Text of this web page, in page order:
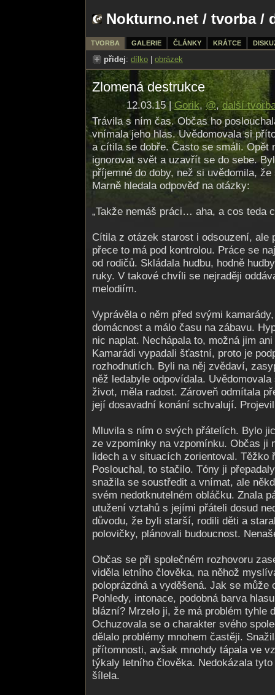
Nokturno.net / tvorba/
TVORBA GALERIE ČLÁNKY KRÁTCE
přidej: dílko obrázek
Zlomená destrukce
12.03.15 |Gorik,@,další
Trávila s ním čas. Občas ho
vnímala jeho hlas. Uvědomovala si
a cítila se dobře. Často se smáli. Opět
ignorovat svět a uzavřít se do sebe.
příjemné do doby, než si uvědomila,
Marně hledala odpověď na otázky:
„Takže nemáš práci… aha, a cos teda
Cítila z otázek starost i odsouzení, ale
přece to má pod kontrolou. Práce se
od rodičů. Skládala hudbu, hodně
ruky. V takové chvíli se nejraději
melodiím.
Vyprávěla o něm před svými
domácnost a málo času na zábavu.
nic naplat. Nechápala to, možná jim
Kamarádi vypadali šťastní, proto je
rozhodnutích. Byli na něj zvědaví,
něž ledabyle odpovídala.
život, měla radost. Zároveň odmítala
její dosavadní konání schvalují.
Mluvila s ním o svých přátelích. Bylo
ze vzpomínky na vzpomínku. Občas ji
lidech a v situacích zorientoval.
Poslouchal, to stačilo. Tóny ji
snažila se soustředit a vnímat, ale
svém nedotknutelném obláčku. Znala
utužení vztahů s jejími přáteli dosud
důvodu, že byli starší, rodili děti a
polovičky, plánovali budoucnost.
Občas se při společném rozhovoru
viděla letního člověka, na něhož
poloprázdná a vyděšená. Jak se může
Pohledy, intonace, podobná barva
blázní? Mrzelo ji, že má problém tyhle
Ochuzovala se o charakter svého
dělalo problémy mnohem častěji.
přítomnosti, avšak mnohdy tápala ve
týkaly letního člověka. Nedokázala
šílela.